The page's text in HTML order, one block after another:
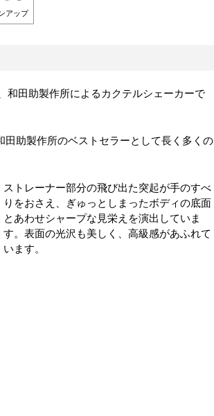
アップ
和田助製作所によるカクテルシェーカーで
助製作所のベストセラーとして長く多くの
ストレーナー部分の飛び出た突起が手のすべ
りをおさえ、ぎゅっとしまったボディの底面
とあわせシャープな見栄えを演出していま
す。表面の光沢も美しく、高級感があふれて
います。